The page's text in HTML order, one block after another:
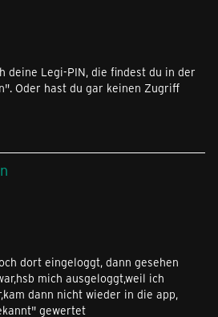
deine Legi-PIN, die findest du in der
Oder hast du gar keinen Zugriff
dort eingeloggt, dann gesehen
mich ausgeloggt,weil ich
dann nicht wieder in die app,
gewertet